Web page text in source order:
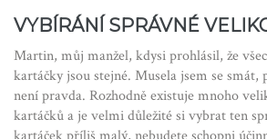
VYBÍRÁNÍ SPRÁVNÉ
Martin, můj manžel, kdysi prohlásil, že
kartáčky jsou stejné. Musela jsem se
není pravda. Rozhodně existuje mnoho
kartáčků a je velmi důležité si vybrat ten